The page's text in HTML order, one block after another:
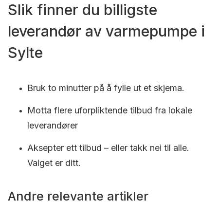
Slik finner du billigste
leverandør av varmepumpe i
Sylte
Bruk to minutter på å fylle ut et skjema.
Motta flere uforpliktende tilbud fra lokale
leverandører
Aksepter ett tilbud – eller takk nei til alle.
Valget er ditt.
Andre relevante artikler